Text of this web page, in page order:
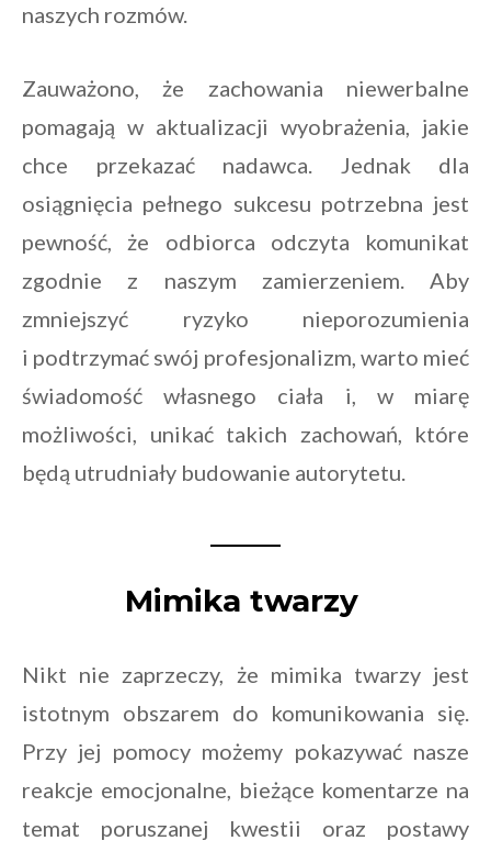
naszych rozmów.
Zauważono, że zachowania niewerbalne
pomagają w aktualizacji wyobrażenia, jakie
chce przekazać nadawca. Jednak dla
osiągnięcia pełnego sukcesu potrzebna jest
pewność, że odbiorca odczyta komunikat
zgodnie z naszym zamierzeniem. Aby
zmniejszyć ryzyko nieporozumienia
i podtrzymać swój profesjonalizm, warto mieć
świadomość własnego ciała i, w miarę
możliwości, unikać takich zachowań, które
będą utrudniały budowanie autorytetu.
Mimika twarzy
Nikt nie zaprzeczy, że mimika twarzy jest
istotnym obszarem do komunikowania się.
Przy jej pomocy możemy pokazywać nasze
reakcje emocjonalne, bieżące komentarze na
temat poruszanej kwestii oraz postawy